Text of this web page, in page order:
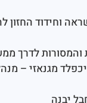
וחידוד
לדרך
מגנאזי –
יבנה